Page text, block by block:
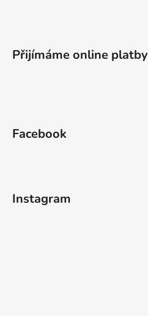
Přijímáme online platby
Facebook
Instagram